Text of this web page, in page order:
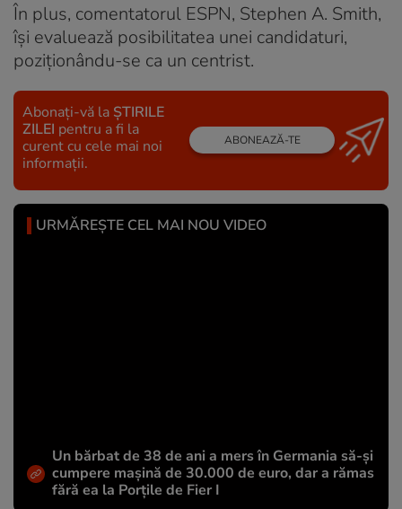
În plus, comentatorul ESPN, Stephen A. Smith,
își evaluează posibilitatea unei candidaturi,
poziționându-se ca un centrist.
Abonați-vă la ȘTIRILE
ZILEI pentru a fi la
curent cu cele mai noi
informații.
ABONEAZĂ-TE
URMĂREȘTE CEL MAI NOU VIDEO
Un bărbat de 38 de ani a mers în Germania să-și
cumpere mașină de 30.000 de euro, dar a rămas
fără ea la Porțile de Fier I